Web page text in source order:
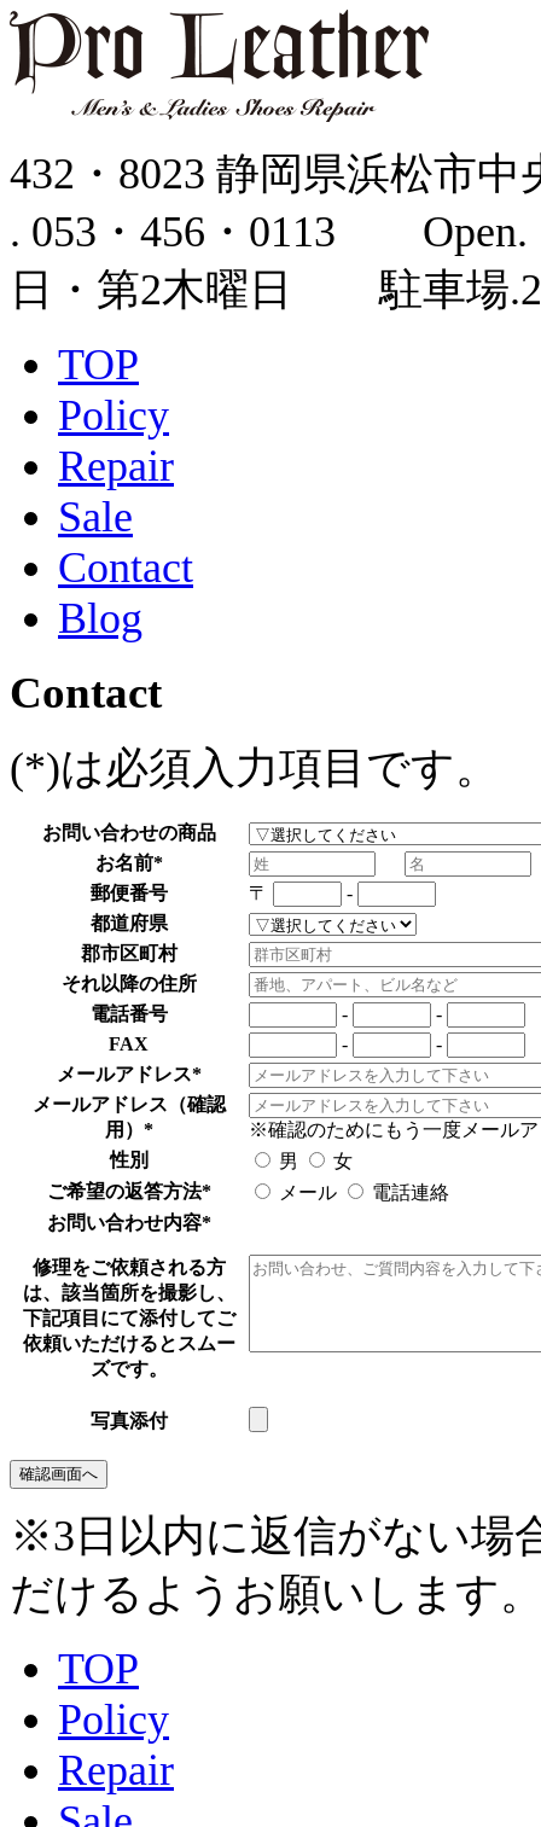
432・8023 静岡県浜松市
. 053・456・0113
日・第2木曜日 駐車
TOP
Policy
Repair
Sale
Contact
Blog
Contact
(*)は必須入力項目です。
お問い合わせの商品
お名前*
郵便番号
〒
-
都道府県
郡市区町村
それ以降の住所
電話番号
-
-
FAX
-
-
メールアドレス*
メールアドレス（確認
用） *
※確認のためにもう一度メール
性別
男
女
ご希望の返答方法* メール
電話連絡
お問い合わせ内容*
修理をご依頼される方
は、該当箇所を撮影し、
下記項目にて添付してご
依頼いただけるとスムー
ズです。
写真添付
※3日以内に返信がない場
だけるようお願いします
TOP
Policy
Repair